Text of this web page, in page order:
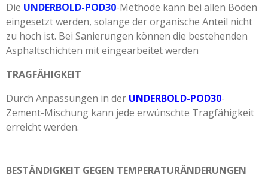
Die UNDERBOLD-POD30-Methode kann bei allen Böden
eingesetzt werden, solange der organische Anteil nicht
zu hoch ist. Bei Sanierungen können die bestehenden
Asphaltschichten mit eingearbeitet werden
TRAGFÄHIGKEIT
Durch Anpassungen in der UNDERBOLD-POD30-
Zement-Mischung kann jede erwünschte Tragfähigkeit
erreicht werden.
BESTÄNDIGKEIT GEGEN TEMPERATURÄNDERUNGEN